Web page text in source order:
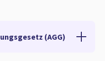
(AGG)